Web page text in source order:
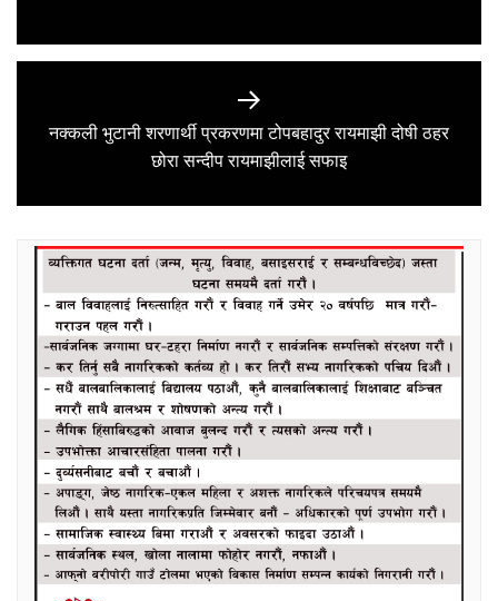
Next
post:
नक्कली भुटानी शरणार्थी प्रकरणमा टोपबहादुर रायमाझी दोषी ठहर
छोरा सन्दीप रायमाझीलाई सफाइ